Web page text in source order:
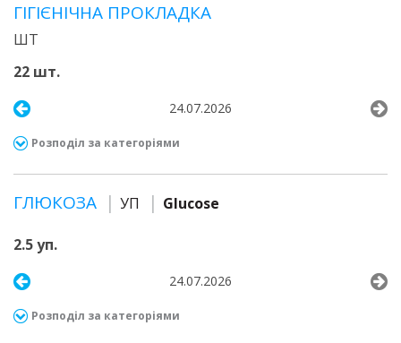
ГІГІЄНІЧНА ПРОКЛАДКА
ШТ
22 шт.
24.07.2026
Розподіл за категоріями
ГЛЮКОЗА УП Glucose
2.5 уп.
24.07.2026
Розподіл за категоріями